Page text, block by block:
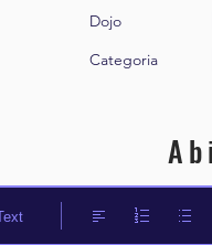
Dojo
Categoria